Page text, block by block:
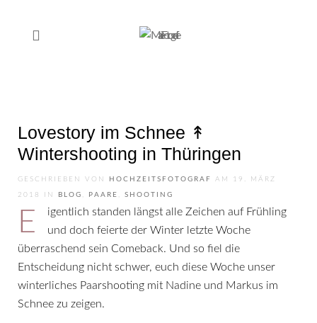
Lovestory im Schnee ↟
Wintershooting in Thüringen
GESCHRIEBEN VON HOCHZEITSFOTOGRAF AM 19. MÄRZ
2018 IN BLOG , PAARE , SHOOTING
Eigentlich standen längst alle Zeichen auf Frühling
und doch feierte der Winter letzte Woche
überraschend sein Comeback. Und so fiel die
Entscheidung nicht schwer, euch diese Woche unser
winterliches Paarshooting mit Nadine und Markus im
Schnee zu zeigen.